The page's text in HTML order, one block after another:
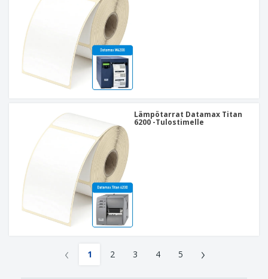
Lämpötarrat Datamax Titan
6200 -Tulostimelle
‹ 1 2 3 4 5 ›